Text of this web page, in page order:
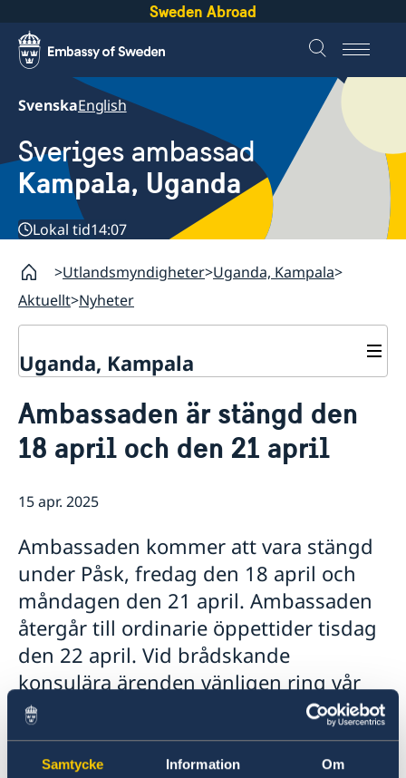
Samtycke Information Om
Sweden Abroad
SvenskaEnglish
Sveriges ambassad
Kampala, Uganda
Lokal tid14:07
Utlandsmyndigheter Uganda, Kampala
Aktuellt Nyheter
Uganda, Kampala
Om oss
Lediga tjänster
Praktiktjänstgöring
OSL-beskrivning
Så stöttar vi svenska företag
Team Sweden
Så kan du få stöd
Svenska företag i
Anmäl handelshinder
Nyheter
Ambassaden är stängd den
18 april och den 21 april
15 apr. 2025
Ambassaden kommer att vara stängd
under Påsk, fredag den 18 april och
måndagen den 21 april. Ambassaden
återgår till ordinarie öppettider tisdag
den 22 april. Vid brådskande
konsulära ärenden vänligen ring vår
växel +256 417 700 800 och följ
anvisningarna, eller kontakta UD-
Jouren på +46 8-405 50 05.